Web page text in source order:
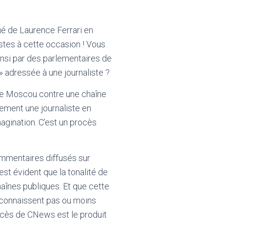
de Laurence Ferrari en
à cette occasion ! Vous
par des parlementaires de
adressée à une journaliste ?
Moscou contre une chaîne
une journaliste en
C’est un procès
diffusés sur
évident que la tonalité de
publiques. Et que cette
pas ou moins
de CNews est le produit